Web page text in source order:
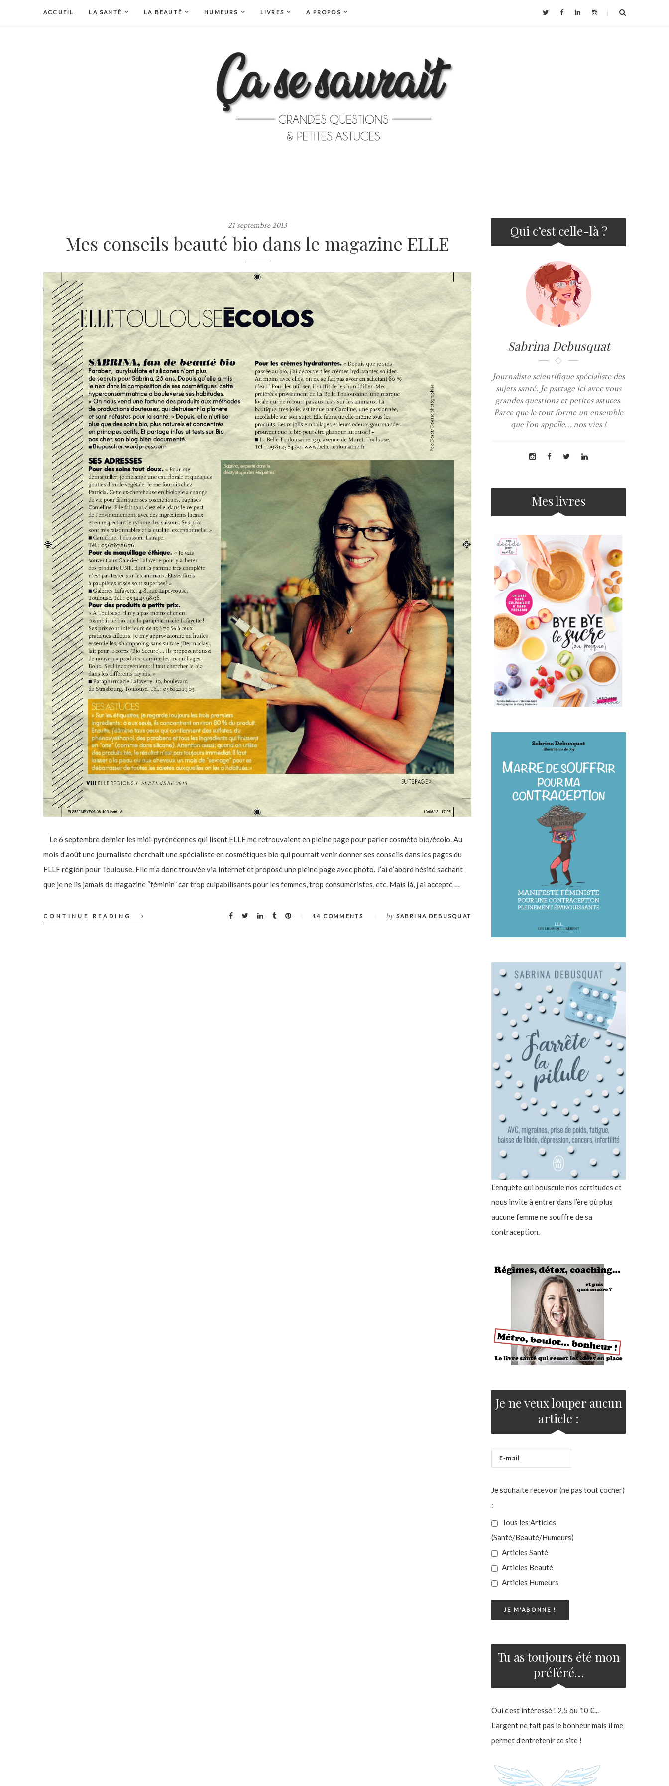
ACCUEIL LA SANTÉ LA BEAUTÉ HUMEURS LIVRES A PROPOS
21 septembre 2013
Mes conseils beauté bio dans le magazine ELLE
Le 6 septembre dernier les midi-pyrénéennes qui lisent ELLE me retrouvaient en pleine page pour parler cosméto bio/écolo. Au
mois d’août une journaliste cherchait une spécialiste en cosmétiques bio qui pourrait venir donner ses conseils dans les pages du
ELLE région pour Toulouse. Elle m’a donc trouvée via Internet et proposé une pleine page avec photo. J’ai d’abord hésité sachant
que je ne lis jamais de magazine “féminin” car trop culpabilisants pour les femmes, trop consuméristes, etc. Mais là, j’ai accepté …
CONTINUE READING 14 COMMENTS by SABRINA DEBUSQUAT
Qui c’est celle-là ?
Sabrina Debusquat
Journaliste scientifique spécialiste des
sujets santé. Je partage ici avec vous
grandes questions et petites astuces.
Parce que le tout forme un ensemble
que l’on appelle… nos vies !
Mes livres
L’enquête qui bouscule nos certitudes et
nous invite à entrer dans l’ère où plus
aucune femme ne souffre de sa
contraception.
Je ne veux louper aucun
article :
Je souhaite recevoir (ne pas tout cocher)
:
Tous les Articles
(Santé/Beauté/Humeurs)
Articles Santé
Articles Beauté
Articles Humeurs
Tu as toujours été mon
préféré…
Oui c'est intéressé ! 2,5 ou 10 €...
L'argent ne fait pas le bonheur mais il me
permet d'entretenir ce site !